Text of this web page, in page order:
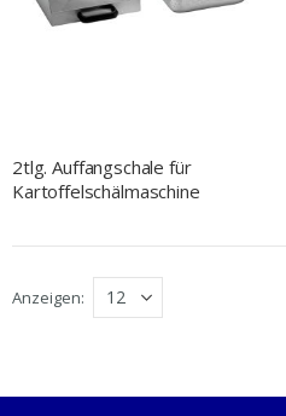
2tlg. Auffangschale für
Kartoffelschälmaschine
Anzeigen